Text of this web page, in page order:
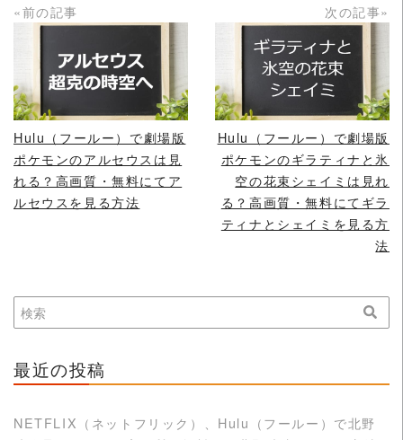
«前の記事
READ MORE
Hulu（フールー）で劇場版
ポケモンのアルセウスは見
れる？高画質・無料にてア
ルセウスを見る方法
次の記事»
READ MORE
Hulu（フールー）で劇場版
ポケモンのギラティナと氷
空の花束シェイミは見れ
る？高画質・無料にてギラ
ティナとシェイミを見る方
法
最近の投稿
NETFLIX（ネットフリック）、Hulu（フールー）で北野